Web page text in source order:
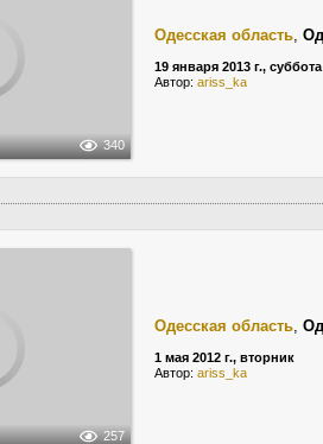
340
Одесская область,
19 января 2013 г., суббота
Автор: ariss_ka
257
Одесская область,
1 мая 2012 г., вторник
Автор: ariss_ka